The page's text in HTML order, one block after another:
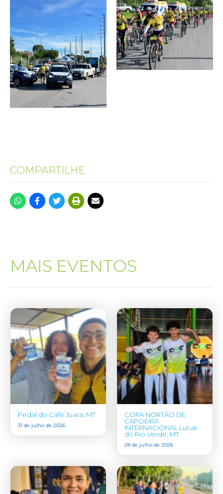
COMPARTILHE
MAIS EVENTOS
Pedal do Café Juara, MT
31 de julho de 2026
COPA NORTÃO DE
CAPOEIRA
INTERNACIONAL Lucas
do Rio Verde, MT
28 de julho de 2026